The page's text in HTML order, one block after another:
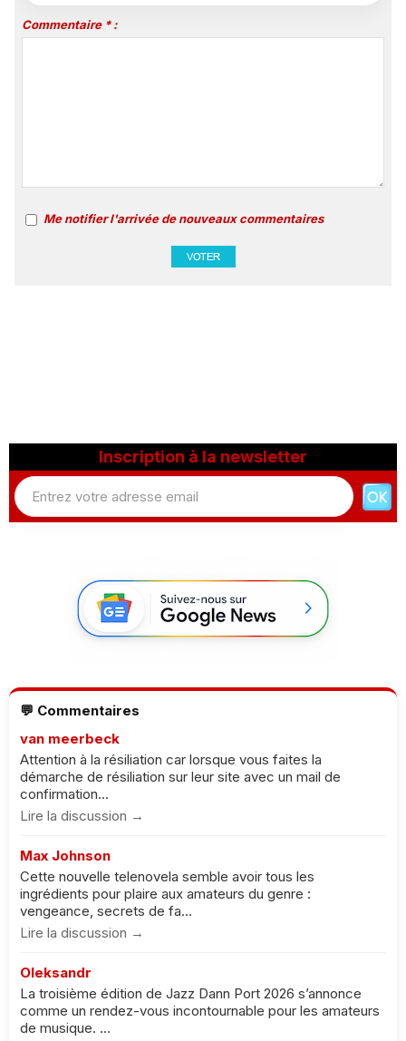
Commentaire * :
Me notifier l'arrivée de nouveaux commentaires
Inscription à la newsletter
💬 Commentaires
van meerbeck
Attention à la résiliation car lorsque vous faites la
démarche de résiliation sur leur site avec un mail de
confirmation...
Lire la discussion →
Max Johnson
Cette nouvelle telenovela semble avoir tous les
ingrédients pour plaire aux amateurs du genre :
vengeance, secrets de fa...
Lire la discussion →
Oleksandr
La troisième édition de Jazz Dann Port 2026 s’annonce
comme un rendez-vous incontournable pour les amateurs
de musique. ...